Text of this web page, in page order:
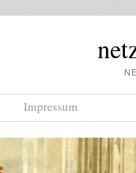
Impressum